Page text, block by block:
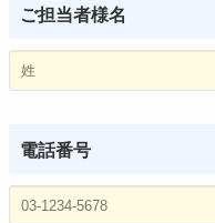
ご担当者様名
電話番号